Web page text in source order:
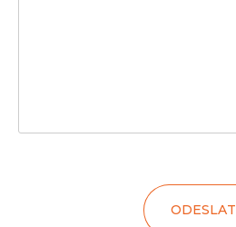
ODESLAT